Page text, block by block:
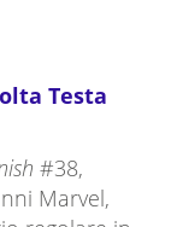
Testa
#38,
Marvel,